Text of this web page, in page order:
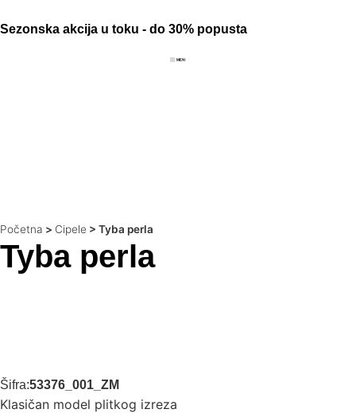
Sezonska akcija u toku - do 30% popusta
Početna > Cipele > Tyba perla
Tyba perla
Šifra:53376_001_ZM
Klasičan model plitkog izreza